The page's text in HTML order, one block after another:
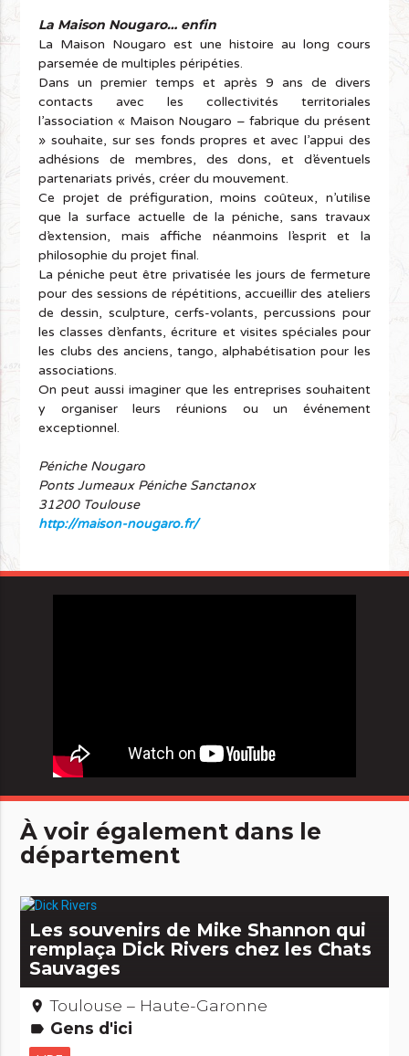
La Maison Nougaro… enfin
La Maison Nougaro est une histoire au long cours
parsemée de multiples péripéties.
Dans un premier temps et après 9 ans de divers
contacts avec les collectivités territoriales
l’association « Maison Nougaro – fabrique du présent
» souhaite, sur ses fonds propres et avec l’appui des
adhésions de membres, des dons, et d’éventuels
partenariats privés, créer du mouvement.
Ce projet de préfiguration, moins coûteux, n’utilise
que la surface actuelle de la péniche, sans travaux
d’extension, mais affiche néanmoins l’esprit et la
philosophie du projet final.
La péniche peut être privatisée les jours de fermeture
pour des sessions de répétitions, accueillir des ateliers
de dessin, sculpture, cerfs-volants, percussions pour
les classes d’enfants, écriture et visites spéciales pour
les clubs des anciens, tango, alphabétisation pour les
associations.
On peut aussi imaginer que les entreprises souhaitent
y organiser leurs réunions ou un événement
exceptionnel.
Péniche Nougaro
Ponts Jumeaux Péniche Sanctanox
31200 Toulouse
http://maison-nougaro.fr/
À voir également dans le
département
Les souvenirs de Mike Shannon qui
remplaça Dick Rivers chez les Chats
Sauvages
place Toulouse – Haute-Garonne
label Gens d'ici